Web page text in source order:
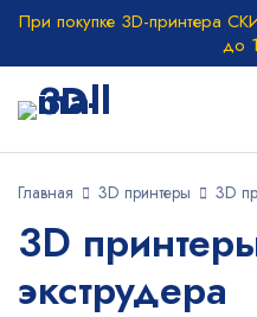
При покупке 3D-принтера
до
Главная 3D принтеры 3D
3D
экструдера